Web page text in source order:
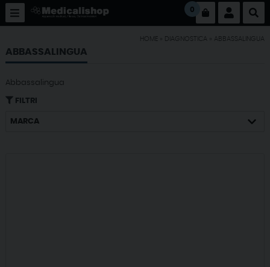
0
HOME DIAGNOSTICA ABBASSALINGUA
ABBASSALINGUA
Abbassalingua
FILTRI
MARCA